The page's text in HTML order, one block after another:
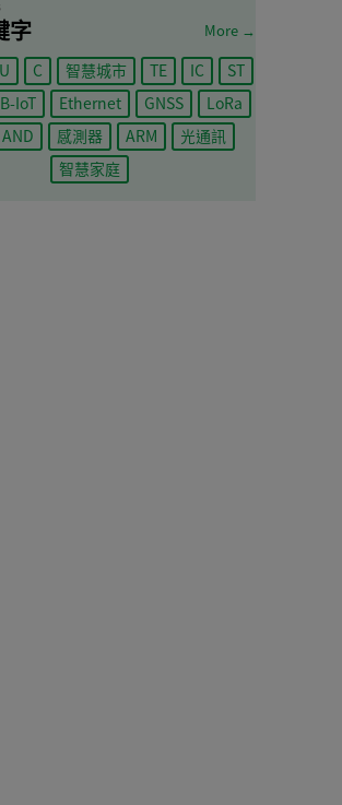
字 More →
C 智慧城市 TE IC
ST
IoT Ethernet GNSS
LoRa
AND 感測器 ARM
光通訊
智慧家庭